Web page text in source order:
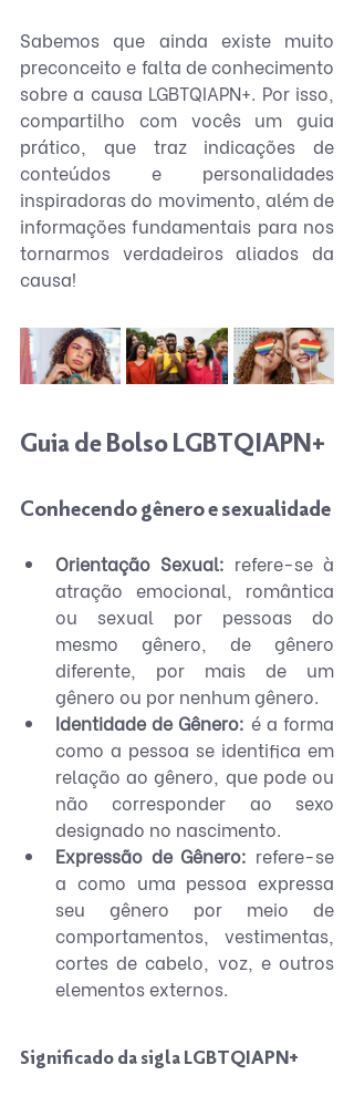
Sabemos que ainda existe muito
preconceito e falta de conhecimento
sobre a causa LGBTQIAPN+. Por isso,
compartilho com vocês um guia
prático, que traz indicações de
conteúdos e personalidades
inspiradoras do movimento, além de
informações fundamentais para nos
tornarmos verdadeiros aliados da
causa!
Guia de Bolso LGBTQIAPN+
Conhecendo gênero e sexualidade
Orientação Sexual: refere-se à
atração emocional, romântica
ou sexual por pessoas do
mesmo gênero, de gênero
diferente, por mais de um
gênero ou por nenhum gênero.
Identidade de Gênero: é a forma
como a pessoa se identifica em
relação ao gênero, que pode ou
não corresponder ao sexo
designado no nascimento.
Expressão de Gênero: refere-se
a como uma pessoa expressa
seu gênero por meio de
comportamentos, vestimentas,
cortes de cabelo, voz, e outros
elementos externos.
Significado da sigla LGBTQIAPN+